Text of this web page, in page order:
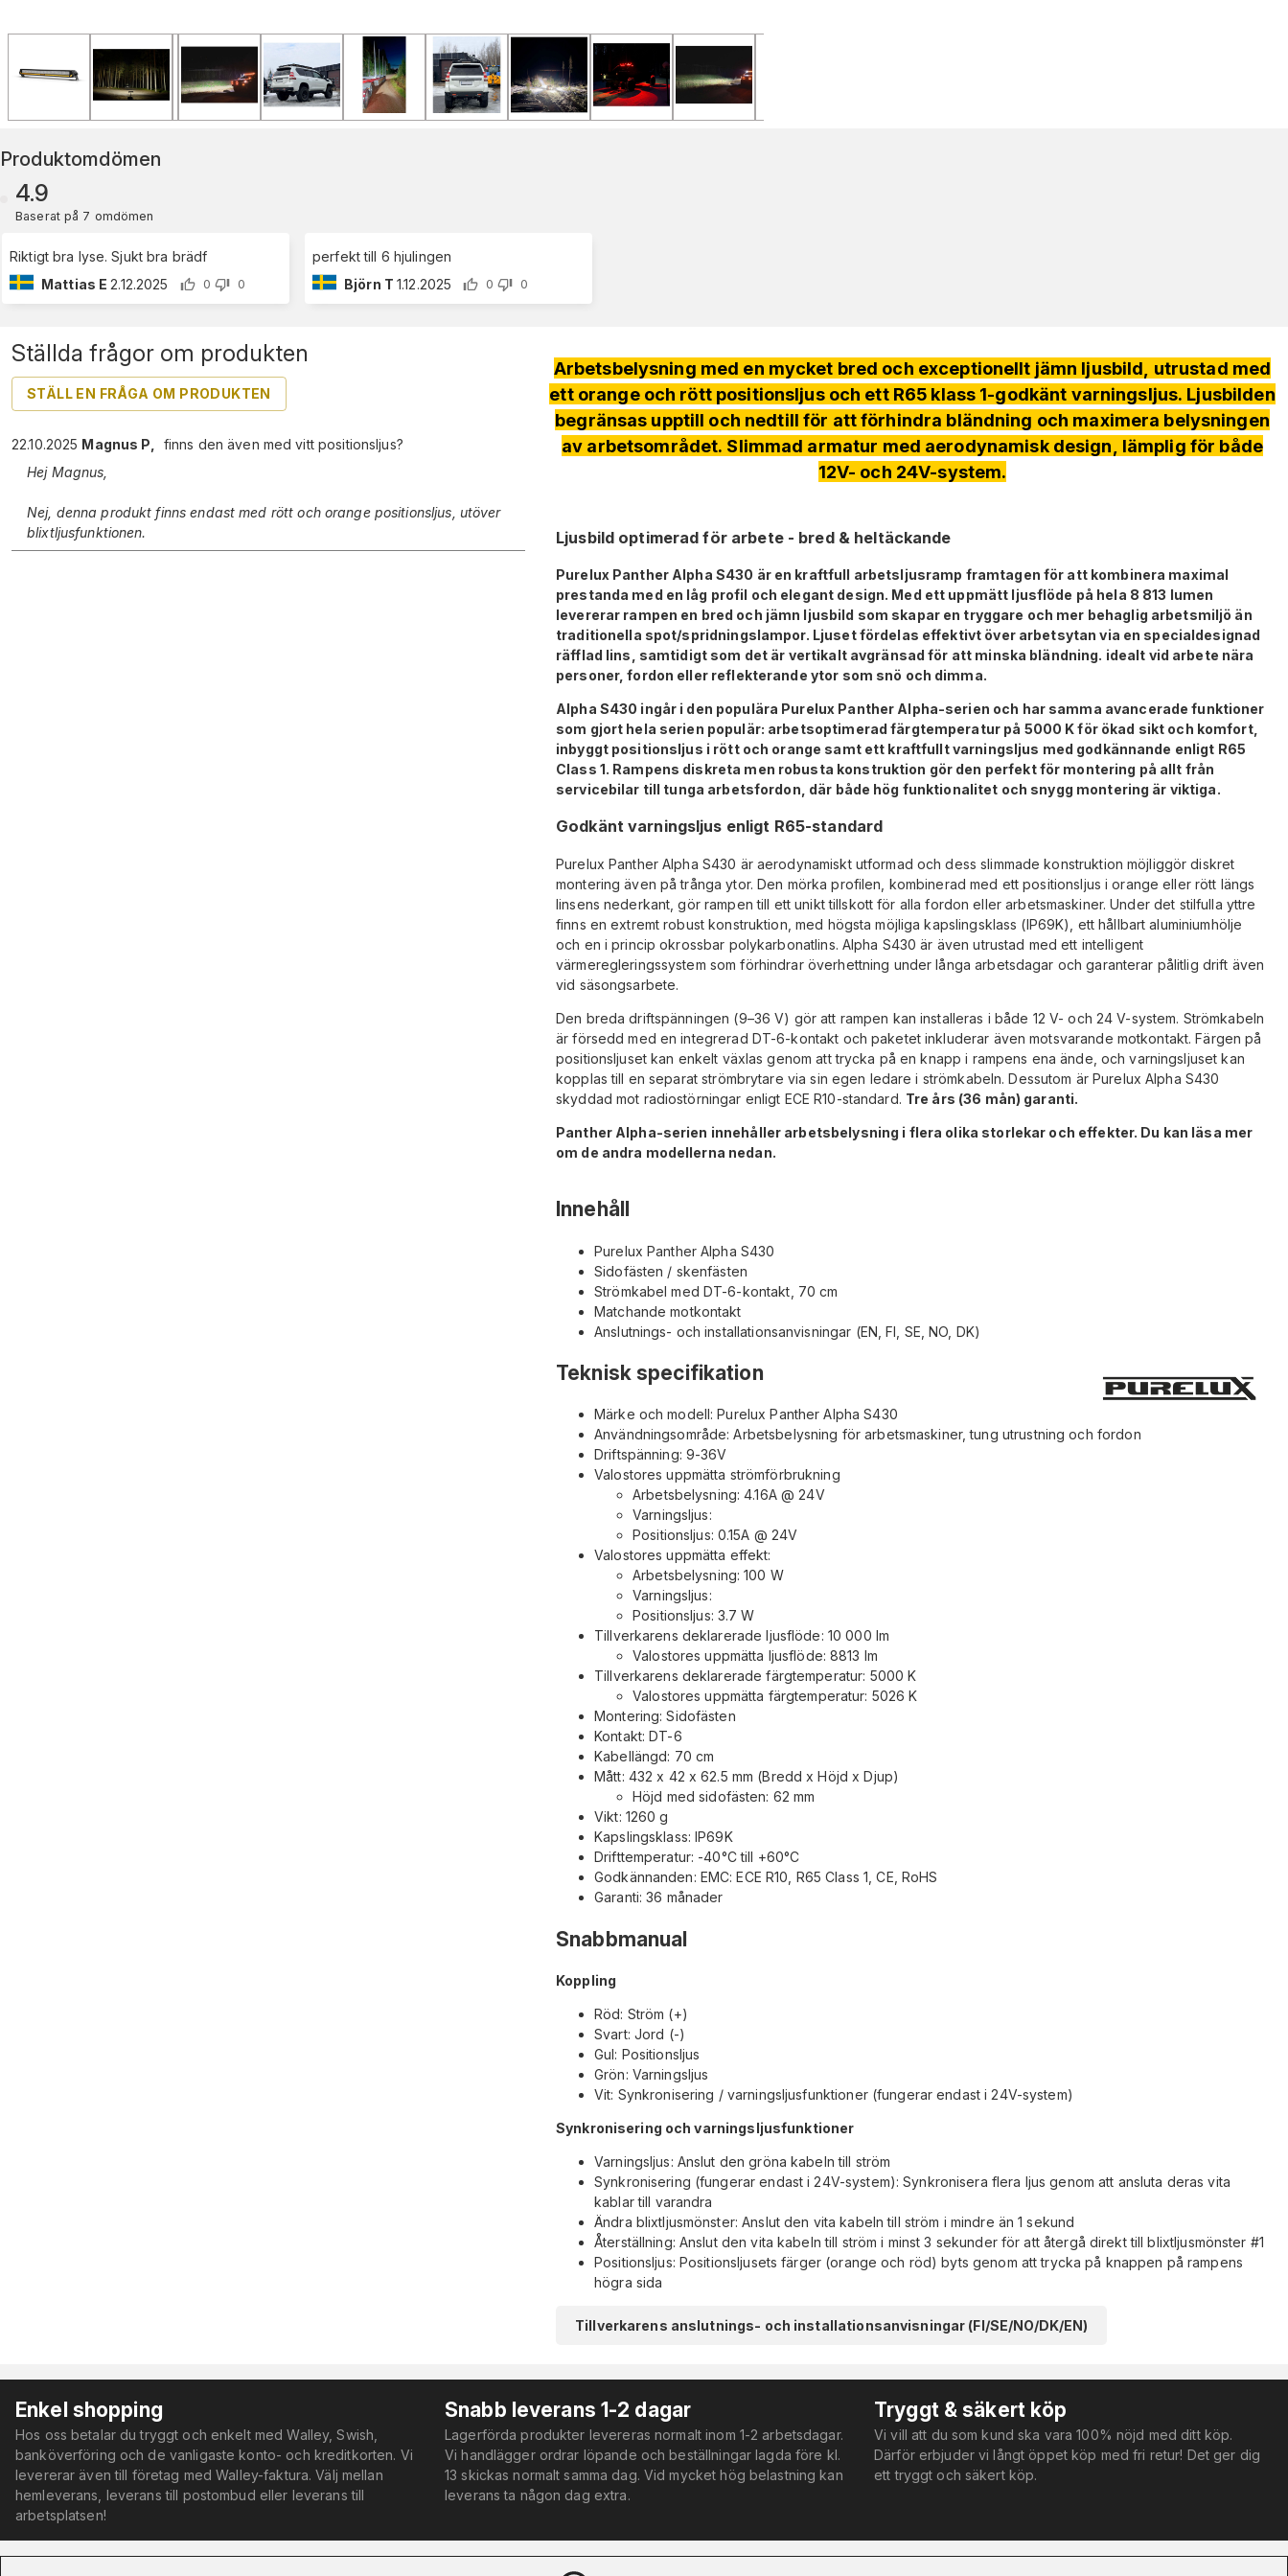
Produktomdömen
4.9
Baserat på 7 omdömen
Riktigt bra lyse. Sjukt bra brädf
Mattias E 2.12.2025 0 0
perfekt till 6 hjulingen
Björn T 1.12.2025 0 0
Ställda frågor om produkten
STÄLL EN FRÅGA OM PRODUKTEN
22.10.2025 Magnus P
Hej Magnus,
Nej, denna produkt finns endast med rött och orange positionsljus, utöver
blixtljusfunktionen.
Arbetsbelysning med en mycket bred och exceptionellt jämn ljusbild, utrustad med
ett orange och rött positionsljus och ett R65 klass 1-godkänt varningsljus. Ljusbilden
begränsas upptill och nedtill för att förhindra bländning och maximera belysningen
av arbetsområdet. Slimmad armatur med aerodynamisk design, lämplig för både
12V- och 24V-system.
Ljusbild optimerad för arbete - bred & heltäckande
Purelux Panther Alpha S430 är en kraftfull arbetsljusramp framtagen för att kombinera maximal
prestanda med en låg profil och elegant design. Med ett uppmätt ljusflöde på hela 8 813 lumen
levererar rampen en bred och jämn ljusbild som skapar en tryggare och mer behaglig arbetsmiljö än
traditionella spot/spridningslampor. Ljuset fördelas effektivt över arbetsytan via en specialdesignad
räfflad lins, samtidigt som det är vertikalt avgränsad för att minska bländning. idealt vid arbete nära
personer, fordon eller reflekterande ytor som snö och dimma.
Alpha S430 ingår i den populära Purelux Panther Alpha-serien och har samma avancerade funktioner
som gjort hela serien populär: arbetsoptimerad färgtemperatur på 5000 K för ökad sikt och komfort,
inbyggt positionsljus i rött och orange samt ett kraftfullt varningsljus med godkännande enligt R65
Class 1. Rampens diskreta men robusta konstruktion gör den perfekt för montering på allt från
servicebilar till tunga arbetsfordon, där både hög funktionalitet och snygg montering är viktiga.
Godkänt varningsljus enligt R65-standard
Purelux Panther Alpha S430 är aerodynamiskt utformad och dess slimmade konstruktion möjliggör diskret
montering även på trånga ytor. Den mörka profilen, kombinerad med ett positionsljus i orange eller rött längs
linsens nederkant, gör rampen till ett unikt tillskott för alla fordon eller arbetsmaskiner. Under det stilfulla yttre
finns en extremt robust konstruktion, med högsta möjliga kapslingsklass (IP69K), ett hållbart aluminiumhölje
och en i princip okrossbar polykarbonatlins. Alpha S430 är även utrustad med ett intelligent
värmeregleringssystem som förhindrar överhettning under långa arbetsdagar och garanterar pålitlig drift även
vid säsongsarbete.
Den breda driftspänningen (9–36 V) gör att rampen kan installeras i både 12 V- och 24 V-system. Strömkabeln
är försedd med en integrerad DT-6-kontakt och paketet inkluderar även motsvarande motkontakt. Färgen på
positionsljuset kan enkelt växlas genom att trycka på en knapp i rampens ena ände, och varningsljuset kan
kopplas till en separat strömbrytare via sin egen ledare i strömkabeln. Dessutom är Purelux Alpha S430
skyddad mot radiostörningar enligt ECE R10-standard. Tre års (36 mån) garanti.
Panther Alpha-serien innehåller arbetsbelysning i flera olika storlekar och effekter. Du kan läsa mer
om de andra modellerna nedan.
Innehåll
Purelux Panther Alpha S430
Sidofästen / skenfästen
Strömkabel med DT-6-kontakt, 70 cm
Matchande motkontakt
Anslutnings- och installationsanvisningar (EN, FI, SE, NO, DK)
Teknisk specifikation
Märke och modell: Purelux Panther Alpha S430
Användningsområde: Arbetsbelysning för arbetsmaskiner, tung utrustning och fordon
Driftspänning: 9-36V
Valostores uppmätta strömförbrukning
Arbetsbelysning: 4.16A @ 24V
Varningsljus:
Positionsljus: 0.15A @ 24V
Valostores uppmätta effekt:
Arbetsbelysning: 100 W
Varningsljus:
Positionsljus: 3.7 W
Tillverkarens deklarerade ljusflöde: 10 000 lm
Valostores uppmätta ljusflöde: 8813 lm
Tillverkarens deklarerade färgtemperatur: 5000 K
Valostores uppmätta färgtemperatur: 5026 K
Montering: Sidofästen
Kontakt: DT-6
Kabellängd: 70 cm
Mått: 432 x 42 x 62.5 mm (Bredd x Höjd x Djup)
Höjd med sidofästen: 62 mm
Vikt: 1260 g
Kapslingsklass: IP69K
Drifttemperatur: -40°C till +60°C
Godkännanden: EMC: ECE R10, R65 Class 1, CE, RoHS
Garanti: 36 månader
Snabbmanual
Koppling
Röd: Ström (+)
Svart: Jord (-)
Gul: Positionsljus
Grön: Varningsljus
Vit: Synkronisering / varningsljusfunktioner (fungerar endast i 24V-system)
Synkronisering och varningsljusfunktioner
Varningsljus: Anslut den gröna kabeln till ström
Synkronisering (fungerar endast i 24V-system): Synkronisera flera ljus genom att ansluta deras vita
kablar till varandra
Ändra blixtljusmönster: Anslut den vita kabeln till ström i mindre än 1 sekund
Återställning: Anslut den vita kabeln till ström i minst 3 sekunder för att återgå direkt till blixtljusmönster #1
Positionsljus: Positionsljusets färger (orange och röd) byts genom att trycka på knappen på rampens
högra sida
Tillverkarens anslutnings- och installationsanvisningar (FI/SE/NO/DK/EN)
Enkel shopping
Hos oss betalar du tryggt och enkelt med Walley, Swish,
banköverföring och de vanligaste konto- och kreditkorten. Vi
levererar även till företag med Walley-faktura. Välj mellan
hemleverans, leverans till postombud eller leverans till
arbetsplatsen!
Snabb leverans 1-2 dagar
Lagerförda produkter levereras normalt inom 1-2 arbetsdagar.
Vi handlägger ordrar löpande och beställningar lagda före kl.
13 skickas normalt samma dag. Vid mycket hög belastning kan
leverans ta någon dag extra.
Tryggt & säkert köp
Vi vill att du som kund ska vara 100% nöjd med ditt köp.
Därför erbjuder vi långt öppet köp med fri retur! Det ger dig
ett tryggt och säkert köp.